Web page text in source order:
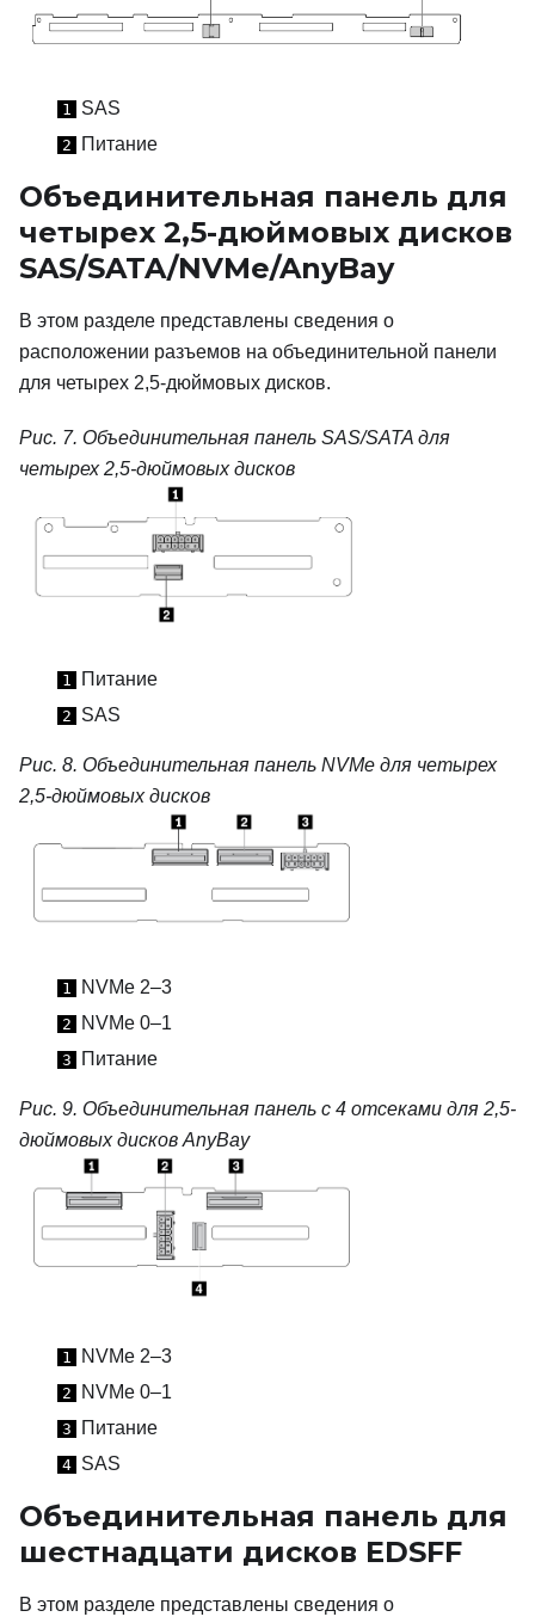
1 SAS
2 Питание
Объединительная панель для
четырех 2,5-дюймовых дисков
SAS/SATA/NVMe/AnyBay
В этом разделе представлены сведения о
расположении разъемов на объединительной панели
для четырех 2,5-дюймовых дисков.
Рис. 7. Объединительная панель SAS/SATA для
четырех 2,5-дюймовых дисков
1 Питание
2 SAS
Рис. 8. Объединительная панель NVMe для четырех
2,5-дюймовых дисков
1 NVMe 2–3
2 NVMe 0–1
3 Питание
Рис. 9. Объединительная панель с 4 отсеками для 2,5-
дюймовых дисков AnyBay
1 NVMe 2–3
2 NVMe 0–1
3 Питание
4 SAS
Объединительная панель для
шестнадцати дисков EDSFF
В этом разделе представлены сведения о